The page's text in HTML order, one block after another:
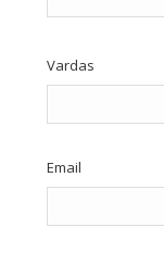
Vardas
Email